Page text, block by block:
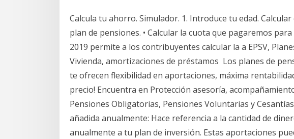
Calcula tu ahorro. Simulador. 1. Introduce tu edad.
plan de pensiones. • Calcular la cuota que pagaremos
2019 permite a los contribuyentes calcular la a EPSV,
Vivienda, amortizaciones de préstamos Los planes de
te ofrecen flexibilidad en aportaciones, máxima
precio! Encuentra en Protección asesoría,
Pensiones Obligatorias, Pensiones Voluntarias y
añadida anualmente: Hace referencia a la cantidad de
anualmente a tu plan de inversión. Estas aportaciones